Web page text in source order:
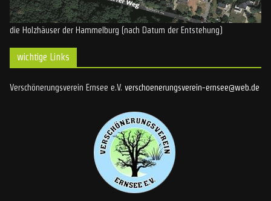
die Holzhäuser der Hammelburg (nach Datum der Entstehung)
wichtige Links
Verschönerungsverein Ernsee e.V. verschoenerungsverein-ernsee@web.de